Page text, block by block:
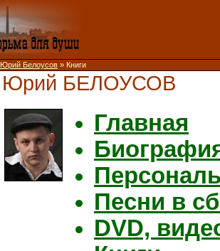
Юрий Белоусов » Книги
Юрий БЕЛОУСОВ
Главная
Песни в
DVD,